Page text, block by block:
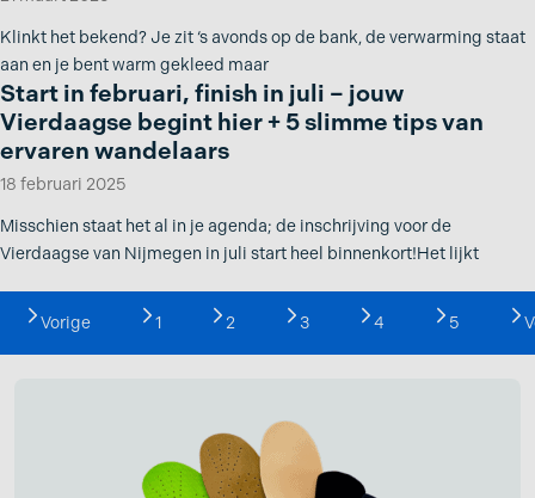
Klinkt het bekend? Je zit ‘s avonds op de bank, de verwarming staat
aan en je bent warm gekleed maar
Start in februari, finish in juli – jouw
Vierdaagse begint hier + 5 slimme tips van
ervaren wandelaars
18 februari 2025
Misschien staat het al in je agenda; de inschrijving voor de
Vierdaagse van Nijmegen in juli start heel binnenkort!Het lijkt
Vorige 1 2 3 4 5